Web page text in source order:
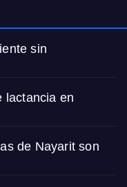
sin
lactancia en
de Nayarit son